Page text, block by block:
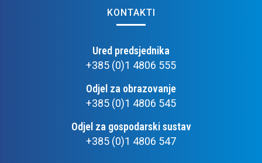
KONTAKTI
Ured predsjednika
+385 (0)1 4806 555
Odjel za obrazovanje
+385 (0)1 4806 545
Odjel za gospodarski sustav
+385 (0)1 4806 547